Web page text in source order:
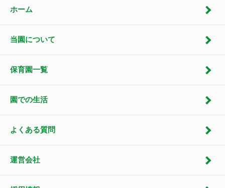
ホーム
当園について
保育園一覧
園での生活
よくある質問
運営会社